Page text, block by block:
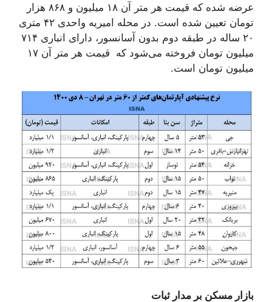
عرضه شده که قیمت هر متر آن ۱۸ میلیون و ۸۶۸ هزار
تومان تعیین شده است. در محله امیریه واحدی ۴۲ متری
۲۰ ساله در طبقه دوم بدون آسانسور، دارای انباری ۷۱۴
میلیون تومان فروخته می‌شود که قیمت هر متر آن ۱۷
میلیون تومان است.
بازار مسکن بر مدار ثبات